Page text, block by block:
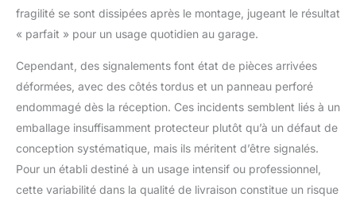
charge et POINT DE
FLEXION est 400 kg
que lorsqu'on retire la
charge, le plateau
retourne a la forme
confère une durabilité
accrue dans le temps
et une utilisation
prolongée de nos
fragilité se sont dissipées après le montage, jugeant le résultat
« parfait » pour un usage quotidien au garage.
Cependant, des signalements font état de pièces arrivées
déformées, avec des côtés tordus et un panneau perforé
endommagé dès la réception. Ces incidents semblent liés à un
emballage insuffisamment protecteur plutôt qu’à un défaut de
conception systématique, mais ils méritent d’être signalés.
Pour un établi destiné à un usage intensif ou professionnel,
cette variabilité dans la qualité de livraison constitue un risque